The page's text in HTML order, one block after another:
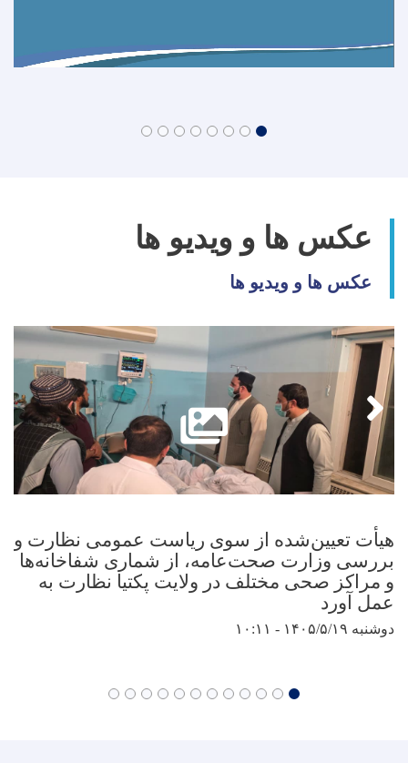
عکس ها و ویدیو ها
عکس ها و ویدیو ها
هیأت تعیین‌شده از سوی ریاست عمومی نظارت و
بررسی وزارت صحت‌عامه، از شماری شفاخانه‌ها
و مراکز صحی مختلف در ولایت پکتیا نظارت به
عمل آورد
دوشنبه ۱۴۰۵/۵/۱۹ - ۱۰:۱۱